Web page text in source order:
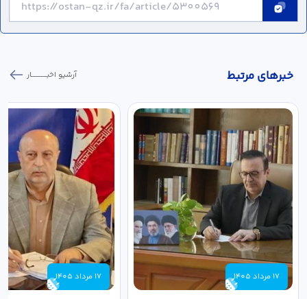
خبر‌های مرتبط آرشیو اخبـــــــــــار
17 مرداد 1405 17 مرداد 1405